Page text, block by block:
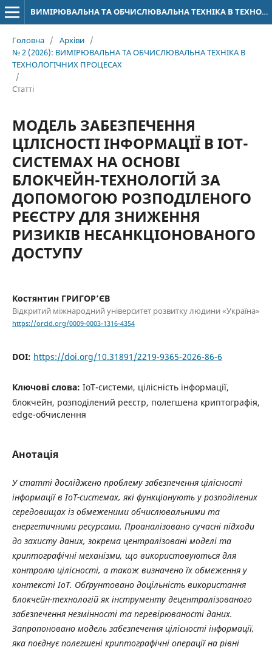
ВИМІРЮВАЛЬНА ТА ОБЧИСЛЮВАЛЬНА ТЕХНІКА В ТЕХНОЛОГІЧНИХ ПРОЦЕСАХ
Головна / Архіви /
№ 2 (2026): ВИМІРЮВАЛЬНА ТА ОБЧИСЛЮВАЛЬНА ТЕХНІКА В
ТЕХНОЛОГІЧНИХ ПРОЦЕСАХ
/
Статті
МОДЕЛЬ ЗАБЕЗПЕЧЕННЯ
ЦІЛІСНОСТІ ІНФОРМАЦІЇ В IOT-
СИСТЕМАХ НА ОСНОВІ
БЛОКЧЕЙН-ТЕХНОЛОГІЙ ЗА
ДОПОМОГОЮ РОЗПОДІЛЕНОГО
РЕЄСТРУ ДЛЯ ЗНИЖЕННЯ
РИЗИКІВ НЕСАНКЦІОНОВАНОГО
ДОСТУПУ
Костянтин ГРИГОР’ЄВ
Відкритий міжнародний університет розвитку людини «Україна»
https://orcid.org/0009-0003-1316-4354
DOI: https://doi.org/10.31891/2219-9365-2026-86-6
Ключові слова: IoT-системи, цілісність інформації,
блокчейн, розподілений реєстр, полегшена криптографія,
edge-обчислення
Анотація
У статті досліджено проблему забезпечення цілісності
інформації в IoT-системах, які функціонують у розподілених
середовищах із обмеженими обчислювальними та
енергетичними ресурсами. Проаналізовано сучасні підходи
до захисту даних, зокрема централізовані моделі та
криптографічні механізми, що використовуються для
контролю цілісності, а також визначено їх обмеження у
контексті IoT. Обґрунтовано доцільність використання
блокчейн-технологій як інструменту децентралізованого
забезпечення незмінності та перевірюваності даних.
Запропоновано модель забезпечення цілісності інформації,
яка поєднує полегшені криптографічні операції на рівні